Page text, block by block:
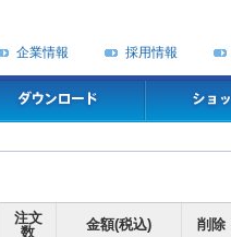
企業情報 採用情報
注文
数
金額(税込) 削除